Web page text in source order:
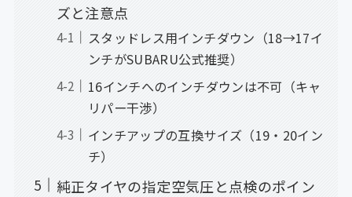
ズと注意点
スタッドレス用インチダウン（18→17イ
ンチがSUBARU公式推奨）
16インチへのインチダウンは不可（キャ
リパー干渉）
インチアップの互換サイズ（19・20イン
チ）
純正タイヤの指定空気圧と点検のポイン